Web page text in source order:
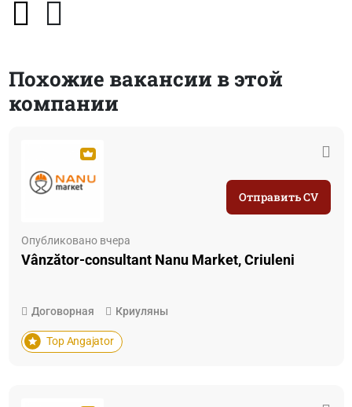
Похожие вакансии в этой
компании
Опубликовано вчера
Vânzător-consultant Nanu Market, Criuleni
Договорная Криуляны
Top Angajator
Отправить CV